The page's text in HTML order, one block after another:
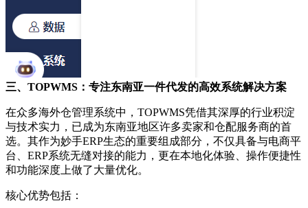
三、 TOPWMS：专注东南亚一件代发的高效系统解决方案
在众多海外仓管理系统中， TOPWMS凭借其深厚的行业积淀
与技术实力，已成为东南亚地区许多卖家和仓配服务商的首
选。其作为妙手ERP生态的重要组成部分，不仅具备与电商平
台、ERP系统无缝对接的能力，更在本地化体验、操作便捷性
和功能深度上做了大量优化。
核心优势包括：